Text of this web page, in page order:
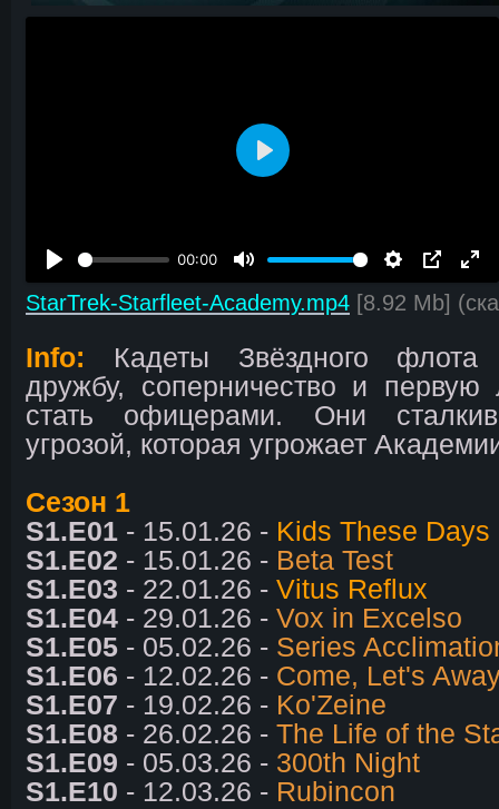
00:00
В
о
и
в
е
с
т
StarTrek-Starfleet-Academy.mp4 [8.92 Mb]
Info: Кадеты Звёздного флота
дружбу, соперничество и первую
стать офицерами. Они
угрозой, которая угрожает
Сезон 1
S1.E01 - 15.01.26 - Kids These Days
S1.E02 - 15.01.26 - Beta Test
S1.E03 - 22.01.26 - Vitus Reflux
S1.E04 - 29.01.26 - Vox in Excelso
S1.E05 - 05.02.26 - Series
S1.E06 - 12.02.26 - Come, Let's
S1.E07 - 19.02.26 - Ko'Zeine
S1.E08 - 26.02.26 - The Life of the
S1.E09 - 05.03.26 - 300th Night
S1.E10 - 12.03.26 - Rubincon